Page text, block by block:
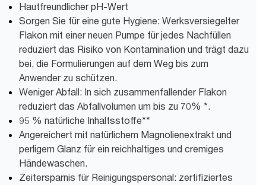
Hautfreundlicher pH-Wert
Sorgen Sie für eine gute Hygiene: Werksversiegelter
Flakon mit einer neuen Pumpe für jedes Nachfüllen
reduziert das Risiko von Kontamination und trägt dazu
bei, die Formulierungen auf dem Weg bis zum
Anwender zu schützen.
Weniger Abfall: In sich zusammenfallender Flakon
reduziert das Abfallvolumen um bis zu 70% *.
95 % natürliche Inhaltsstoffe**
Angereichert mit natürlichem Magnolienextrakt und
perligem Glanz für ein reichhaltiges und cremiges
Händewaschen.
Zeitersparnis für Reinigungspersonal: zertifiziertes